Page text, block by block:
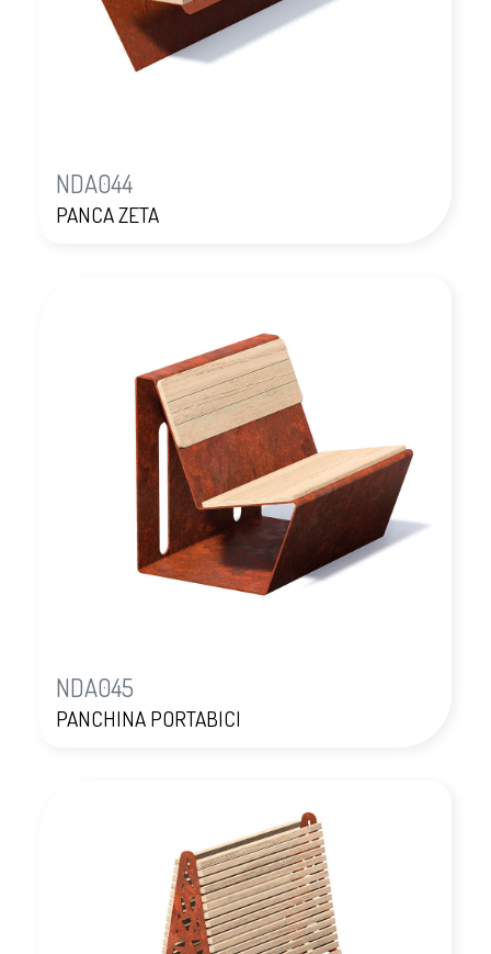
NDA044
PANCA ZETA
NDA045
PANCHINA PORTABICI